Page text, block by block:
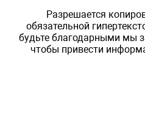
Разрешается
обязательной
будьте благодарными мы
чтобы привести